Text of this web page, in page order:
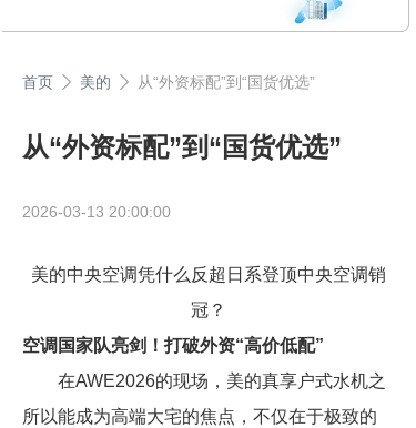
首页 美的 从“外资标配”到“国货优选”
从“外资标配”到“国货优选”
2026-03-13 20:00:00
美的中央空调凭什么反超日系登顶中央空调销
冠？
空调国家队亮剑！打破外资“高价低配”
在AWE2026的现场，美的真享户式水机之
所以能成为高端大宅的焦点，不仅在于极致的